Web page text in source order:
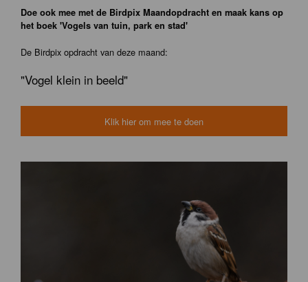
Doe ook mee met de Birdpix Maandopdracht en maak kans op
het boek 'Vogels van tuin, park en stad'
De Birdpix opdracht van deze maand:
"Vogel klein in beeld"
Klik hier om mee te doen